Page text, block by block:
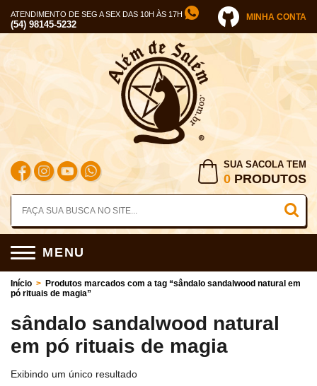
ATENDIMENTO DE SEG A SEX DAS 10H ÀS 17H
(54) 98145-5232
MINHA CONTA
SUA SACOLA TEM
0 PRODUTOS
MENU
Início > Produtos marcados com a tag “sândalo sandalwood natural em
pó rituais de magia”
sândalo sandalwood natural
em pó rituais de magia
Exibindo um único resultado